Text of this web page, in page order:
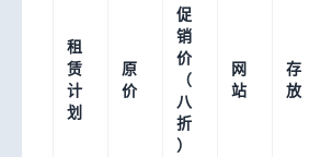
租
赁
计
划
原
价
促
销
价
（
八
折
）
网
站
存
放